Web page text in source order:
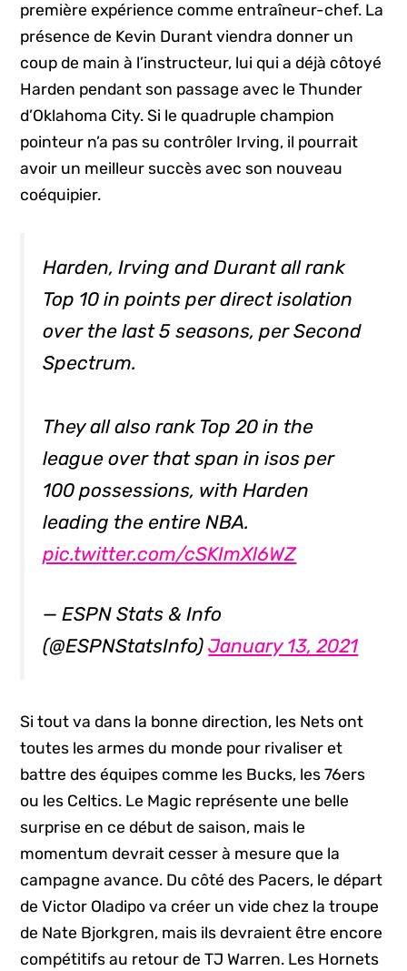
première expérience comme entraîneur-chef. La
présence de Kevin Durant viendra donner un
coup de main à l’instructeur, lui qui a déjà côtoyé
Harden pendant son passage avec le Thunder
d’Oklahoma City. Si le quadruple champion
pointeur n’a pas su contrôler Irving, il pourrait
avoir un meilleur succès avec son nouveau
coéquipier.
Harden, Irving and Durant all rank
Top 10 in points per direct isolation
over the last 5 seasons, per Second
Spectrum.
They all also rank Top 20 in the
league over that span in isos per
100 possessions, with Harden
leading the entire NBA.
pic.twitter.com/cSKImXl6WZ
— ESPN Stats & Info
(@ESPNStatsInfo)January 13, 2021
Si tout va dans la bonne direction, les Nets ont
toutes les armes du monde pour rivaliser et
battre des équipes comme les Bucks, les 76ers
ou les Celtics. Le Magic représente une belle
surprise en ce début de saison, mais le
momentum devrait cesser à mesure que la
campagne avance. Du côté des Pacers, le départ
de Victor Oladipo va créer un vide chez la troupe
de Nate Bjorkgren, mais ils devraient être encore
compétitifs au retour de TJ Warren. Les Hornets